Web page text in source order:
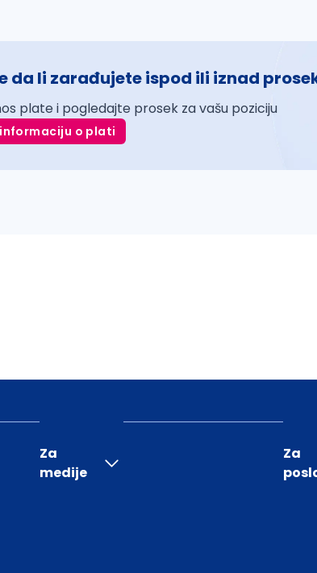
da li zarađujete ispod ili iznad
plate i pogledajte prosek za vašu poziciju
o plati
Za
medije
Za